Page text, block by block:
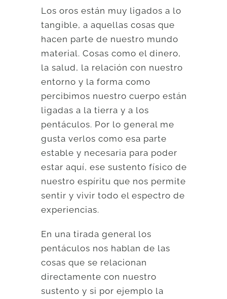
Los oros están muy ligados a lo
tangible, a aquellas cosas que
hacen parte de nuestro mundo
material. Cosas como el dinero,
la salud, la relación con nuestro
entorno y la forma como
percibimos nuestro cuerpo están
ligadas a la tierra y a los
pentáculos. Por lo general me
gusta verlos como esa parte
estable y necesaria para poder
estar aquí, ese sustento físico de
nuestro espíritu que nos permite
sentir y vivir todo el espectro de
experiencias.
En una tirada general los
pentáculos nos hablan de las
cosas que se relacionan
directamente con nuestro
sustento y si por ejemplo la